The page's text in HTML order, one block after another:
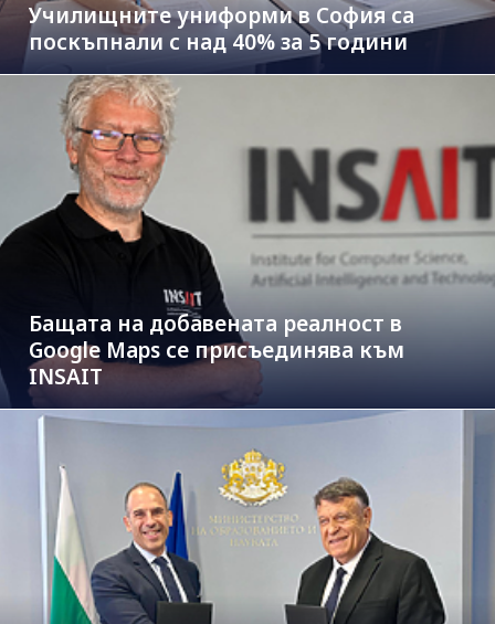
Училищните униформи в София са
поскъпнали с над 40% за 5 години
Бащата на добавената реалност в
Google Maps се присъединява към
INSAIT